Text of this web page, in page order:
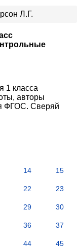
Л.Г.
1 класса
авторы
ФГОС. Сверяй
14 15
22 23
29 30
36 37
44 45